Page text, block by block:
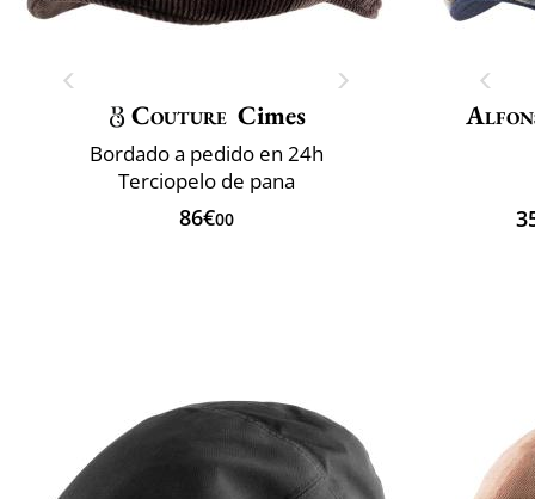
Couture Cimes
Bordado a pedido en 24h
Terciopelo de pana
86€00